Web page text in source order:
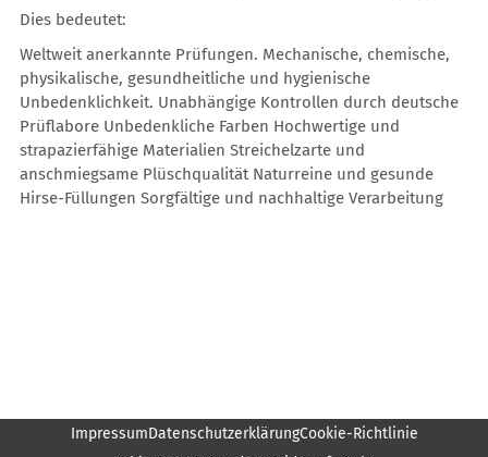
Dies bedeutet:
Weltweit anerkannte Prüfungen. Mechanische, chemische,
physikalische, gesundheitliche und hygienische
Unbedenklichkeit. Unabhängige Kontrollen durch deutsche
Prüflabore Unbedenkliche Farben Hochwertige und
strapazierfähige Materialien Streichelzarte und
anschmiegsame Plüschqualität Naturreine und gesunde
Hirse-Füllungen Sorgfältige und nachhaltige Verarbeitung
ImpressumDatenschutzerklärungCookie-Richtlinie